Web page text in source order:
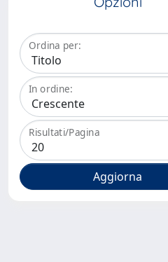
Ordina per:
In ordine:
Risultati/Pagina